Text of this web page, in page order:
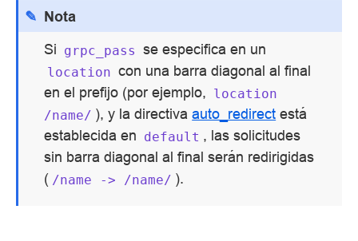
Nota
Si grpc_pass se especifica en un
location con una barra diagonal al final
en el prefijo (por ejemplo, location
/name/ ), y la directivaauto_redirect está
establecida en default , las solicitudes
sin barra diagonal al final serán redirigidas
( /name -> /name/ ).